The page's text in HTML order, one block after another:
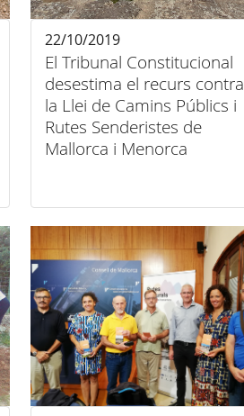
El Tribunal Constitucional
desestima el recurs contra
la Llei de Camins Públics i
Rutes Senderistes de
Mallorca i Menorca
22/10/2019